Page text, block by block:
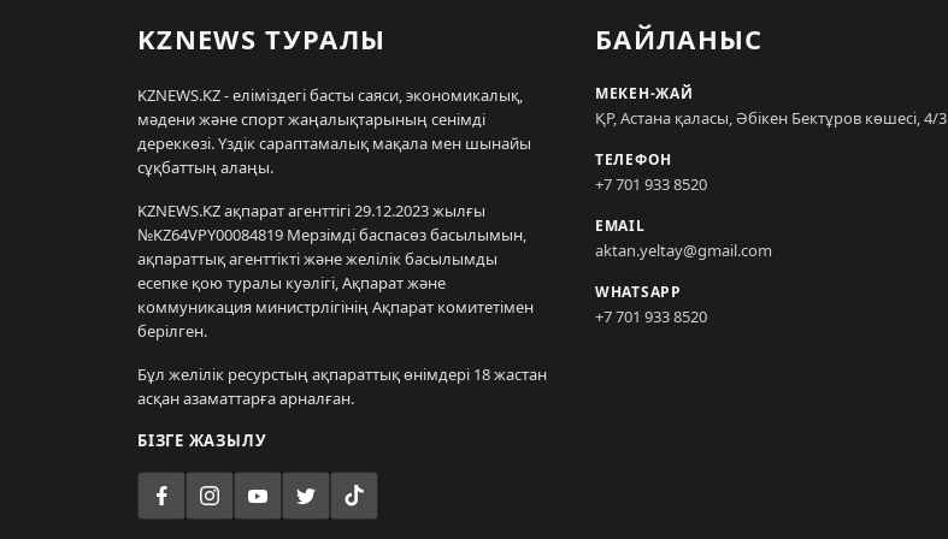
KZNEWS ТУРАЛЫ
KZNEWS.KZ - еліміздегі басты саяси, экономикалық,
мәдени және спорт жаңалықтарының сенімді
дереккөзі. Үздік сараптамалық мақала мен шынайы
сұқбаттың алаңы.
KZNEWS.KZ ақпарат агенттігі 29.12.2023 жылғы
№KZ64VPY00084819 Мерзімді баспасөз басылымын,
ақпараттық агенттікті және желілік басылымды
есепке қою туралы куәлігі, Ақпарат және
коммуникация министрлігінің Ақпарат комитетімен
берілген.
Бұл желілік ресурстың ақпараттық өнімдері 18 жастан
асқан азаматтарға арналған.
БІЗГЕ ЖАЗЫЛУ
БАЙЛАНЫС
МЕКЕН-ЖАЙ
ҚР, Астана қаласы, Әбікен Бектұров көшесі, 4/3
ТЕЛЕФОН
+7 701 933 8520
EMAIL
aktan.yeltay@gmail.com
WHATSAPP
+7 701 933 8520